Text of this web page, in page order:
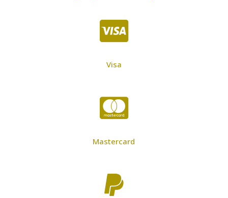

Visa

Mastercard
